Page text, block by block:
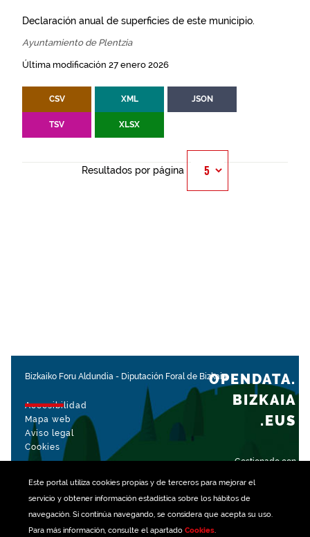
Este portal utiliza cookiespropias y de terceros para mejorar el
servicio y obtener información estadística sobre los hábitos de
navegación. Si continúa navegando, se considera que acepta su uso.
Para más información, consulte el apartado Cookies.
Declaración anual de superficies de este municipio.
Ayuntamiento de Plentzia
Última modificación 27 enero 2026
CSV XML JSON
TSV XLSX
Resultados por página
Bizkaiko Foru Aldundia - Diputación Foral de Bizkaia
Accesibilidad
Mapa web
Aviso legal
Cookies
Gestionado con
OPENDATA.
BIZKAIA
.EUS